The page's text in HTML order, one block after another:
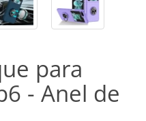
para
- Anel de